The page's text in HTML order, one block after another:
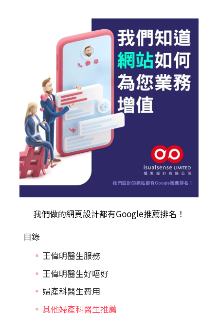
我們做的網頁設計都有Google推薦排名！
目錄
王偉明醫生服務
王偉明醫生好唔好
婦產科醫生費用
其他婦產科醫生推薦